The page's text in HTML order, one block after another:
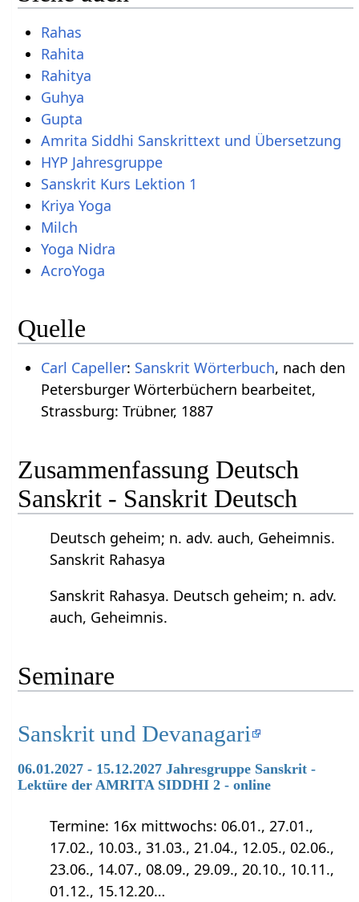
Rahas
Rahita
Rahitya
Guhya
Gupta
Amrita Siddhi Sanskrittext und Übersetzung
HYP Jahresgruppe
Sanskrit Kurs Lektion 1
Kriya Yoga
Milch
Yoga Nidra
AcroYoga
Quelle
Carl Capeller: Sanskrit Wörterbuch, nach den
Petersburger Wörterbüchern bearbeitet,
Strassburg: Trübner, 1887
Zusammenfassung Deutsch
Sanskrit - Sanskrit Deutsch
Deutsch geheim; n. adv. auch, Geheimnis.
Sanskrit Rahasya
Sanskrit Rahasya. Deutsch geheim; n. adv.
auch, Geheimnis.
Seminare
Sanskrit und Devanagari
06.01.2027 - 15.12.2027 Jahresgruppe Sanskrit -
Lektüre der AMRITA SIDDHI 2 - online
Termine: 16x mittwochs: 06.01., 27.01.,
17.02., 10.03., 31.03., 21.04., 12.05., 02.06.,
23.06., 14.07., 08.09., 29.09., 20.10., 10.11.,
01.12., 15.12.20…